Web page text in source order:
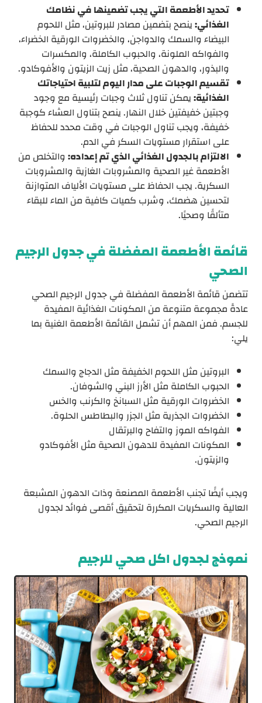
تحديد الأطعمة التي يجب تضمينها في نظامك
الغذائي:ينصح بتضمين مصادر للبروتين، مثل اللحوم
البيضاء والسمك والدواجن، والخضروات الورقية الخضراء،
والفواكه الملونة، والحبوب الكاملة، والمكسرات
والبذور، والدهون الصحية، مثل زيت الزيتون والأفوكادو.
تقسيم الوجبات على مدار اليوم لتلبية احتياجاتك
الغذائية:يمكن تناول ثلاث وجبات رئيسية مع وجود
وجبتين خفيفتين خلال النهار. ينصح بتناول العشاء كوجبة
خفيفة، ويجب تناول الوجبات في وقت محدد للحفاظ
على استقرار مستويات السكر في الدم.
الالتزام بالجدول الغذائي الذي تم إعداده: والتخلص من
الأطعمة غير الصحية والمشروبات الغازية والمشروبات
السكرية. يجب الحفاظ على مستويات الألياف المتوازنة
لتحسين هضمك، وشرب كميات كافية من الماء للبقاء
متألقًا وصحيًا.
قائمة الأطعمة المفضلة في جدول الرجيم
الصحي
تتضمن قائمة الأطعمة المفضلة في جدول الرجيم الصحي
عادةً مجموعة متنوعة من المكونات الغذائية المفيدة
للجسم. فمن المهم أن تشمل القائمة الأطعمة الغنية بما
يلي:
البروتين مثل اللحوم الخفيفة مثل الدجاج والسمك
الحبوب الكاملة مثل الأرز البني والشوفان.
الخضروات الورقية مثل السبانخ والكرنب والخس
الخضروات الجذرية مثل الجزر والبطاطس الحلوة.
الفواكه الموز والتفاح والبرتقال
المكونات المفيدة للدهون الصحية مثل الأفوكادو
والزيتون.
ويجب أيضًا تجنب الأطعمة المصنعة وذات الدهون المشبعة
العالية والسكريات المكررة لتحقيق أقصى فوائد لجدول
الرجيم الصحي.
نموذج لجدول اكل صحي للرجيم